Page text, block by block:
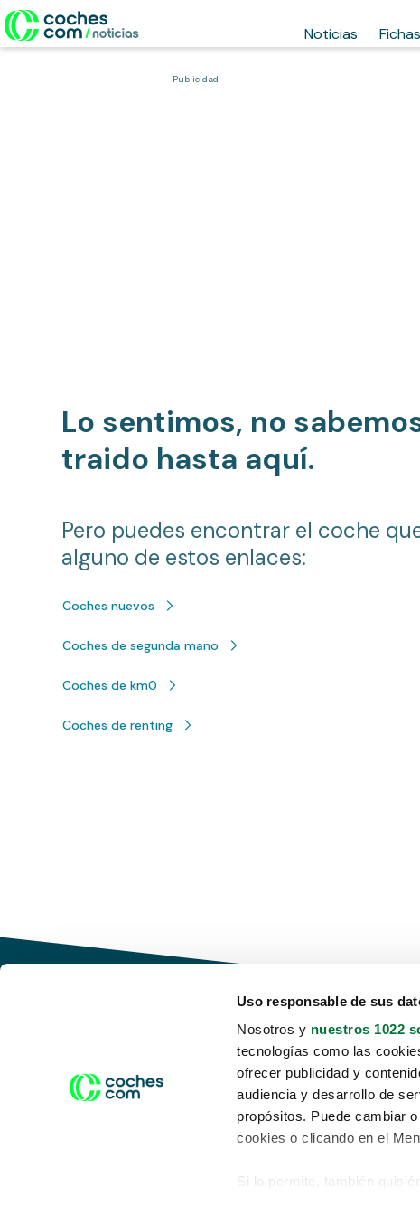
Uso responsable de sus
Nosotros y nuestros 1022
tecnologías como las
ofrecer publicidad y
audiencia y desarrollo de
propósitos. Puede cambiar
cookies o clicando en el
Si lo permite, también
Noticias Fichas
Publicidad
Lo sentimos, no
traido hasta aquí.
Pero puedes encontrar el coche
alguno de estos enlaces:
Coches nuevos
Coches de segunda mano
Coches de km0
Coches de renting
Conduce tu futuro,
desata tu movilidad